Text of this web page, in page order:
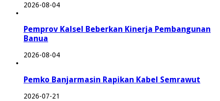
2026-08-04
Pemprov Kalsel Beberkan Kinerja Pembangunan
Banua
2026-08-04
Pemko Banjarmasin Rapikan Kabel Semrawut
2026-07-21